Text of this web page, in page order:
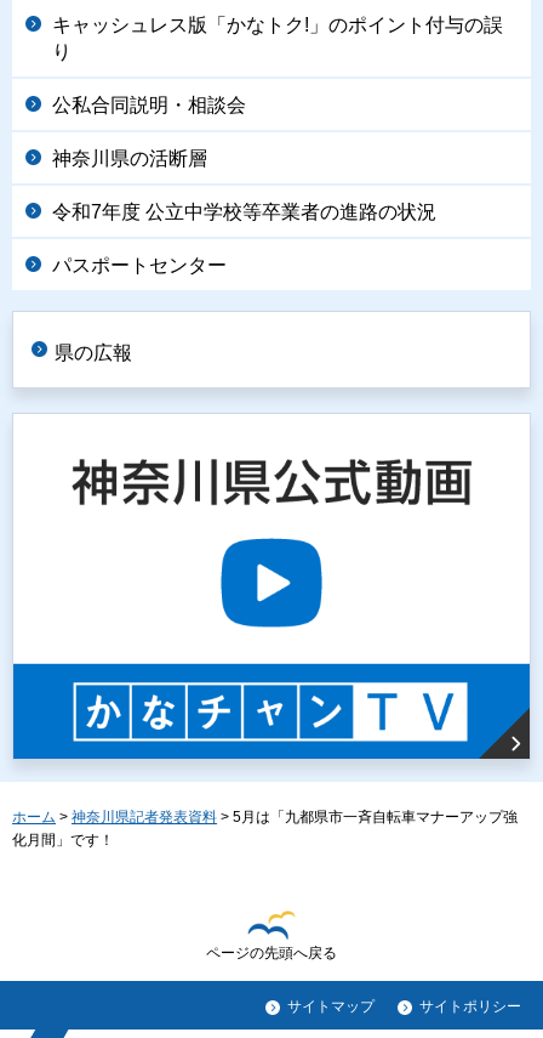
キャッシュレス版「かなトク!」のポイント付与の誤
り
公私合同説明・相談会
神奈川県の活断層
令和7年度 公立中学校等卒業者の進路の状況
パスポートセンター
県の広報
ホーム > 神奈川県記者発表資料 > 5月は「九都県市一斉自転車マナーアップ強
化月間」です！
ページの先頭へ戻る
サイトマップ サイトポリシー